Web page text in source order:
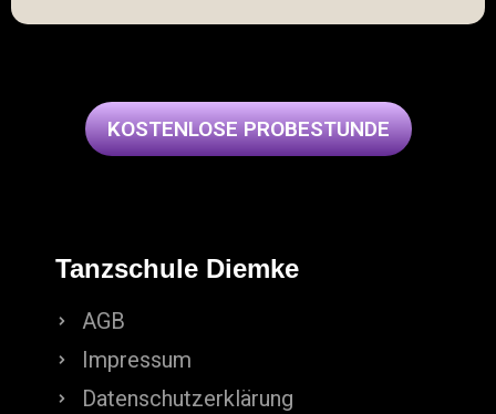
KOSTENLOSE PROBESTUNDE
Tanzschule Diemke
AGB
Impressum
Datenschutzerklärung